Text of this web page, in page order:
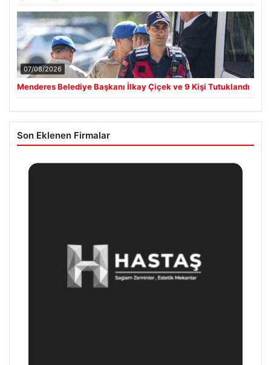
07/08/2026
Menderes Belediye Başkanı İlkay Çiçek ve 9 Kişi Tutuklandı
Son Eklenen Firmalar